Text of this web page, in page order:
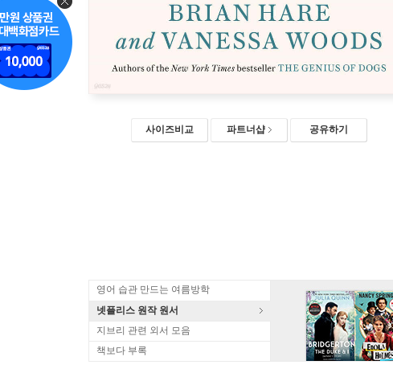
사이즈비교 파트너샵 공유하기
영어 습관 만드는 여름방학
넷플리스 원작 원서
지브리 관련 외서 모음
책보다 부록